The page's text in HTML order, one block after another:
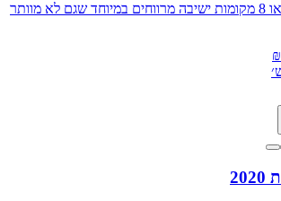
רכב פנאי גדול, עם 7 או 8 מקומות ישיבה מרווחים במיוחד שגם לא מוותר